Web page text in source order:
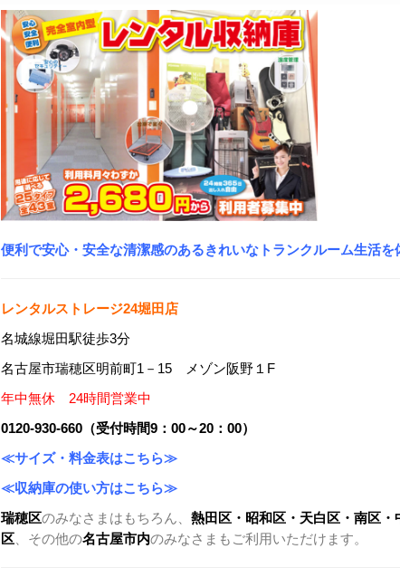
便利で安心・安全な清潔感のあるきれいなトランクルーム生活を
レンタルストレージ24堀田店
名城線堀田駅徒歩3分
名古屋市瑞穂区明前町1－15 メゾン阪野１F
年中無休 24時間営業中
0120-930-660（受付時間9：00～20：00）
≪サイズ・料金表はこちら≫
≪収納庫の使い方はこちら≫
瑞穂区のみなさまはもちろん、熱田区・昭和区・天白区・南区・
区 、その他の名古屋市内のみなさまもご利用いただけます。